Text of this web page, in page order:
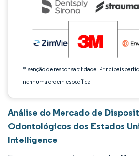
*Isenção de responsabilidade: Principais
nenhuma ordem específica
Análise do Mercado de
Odontológicos dos Estados
Intelligence